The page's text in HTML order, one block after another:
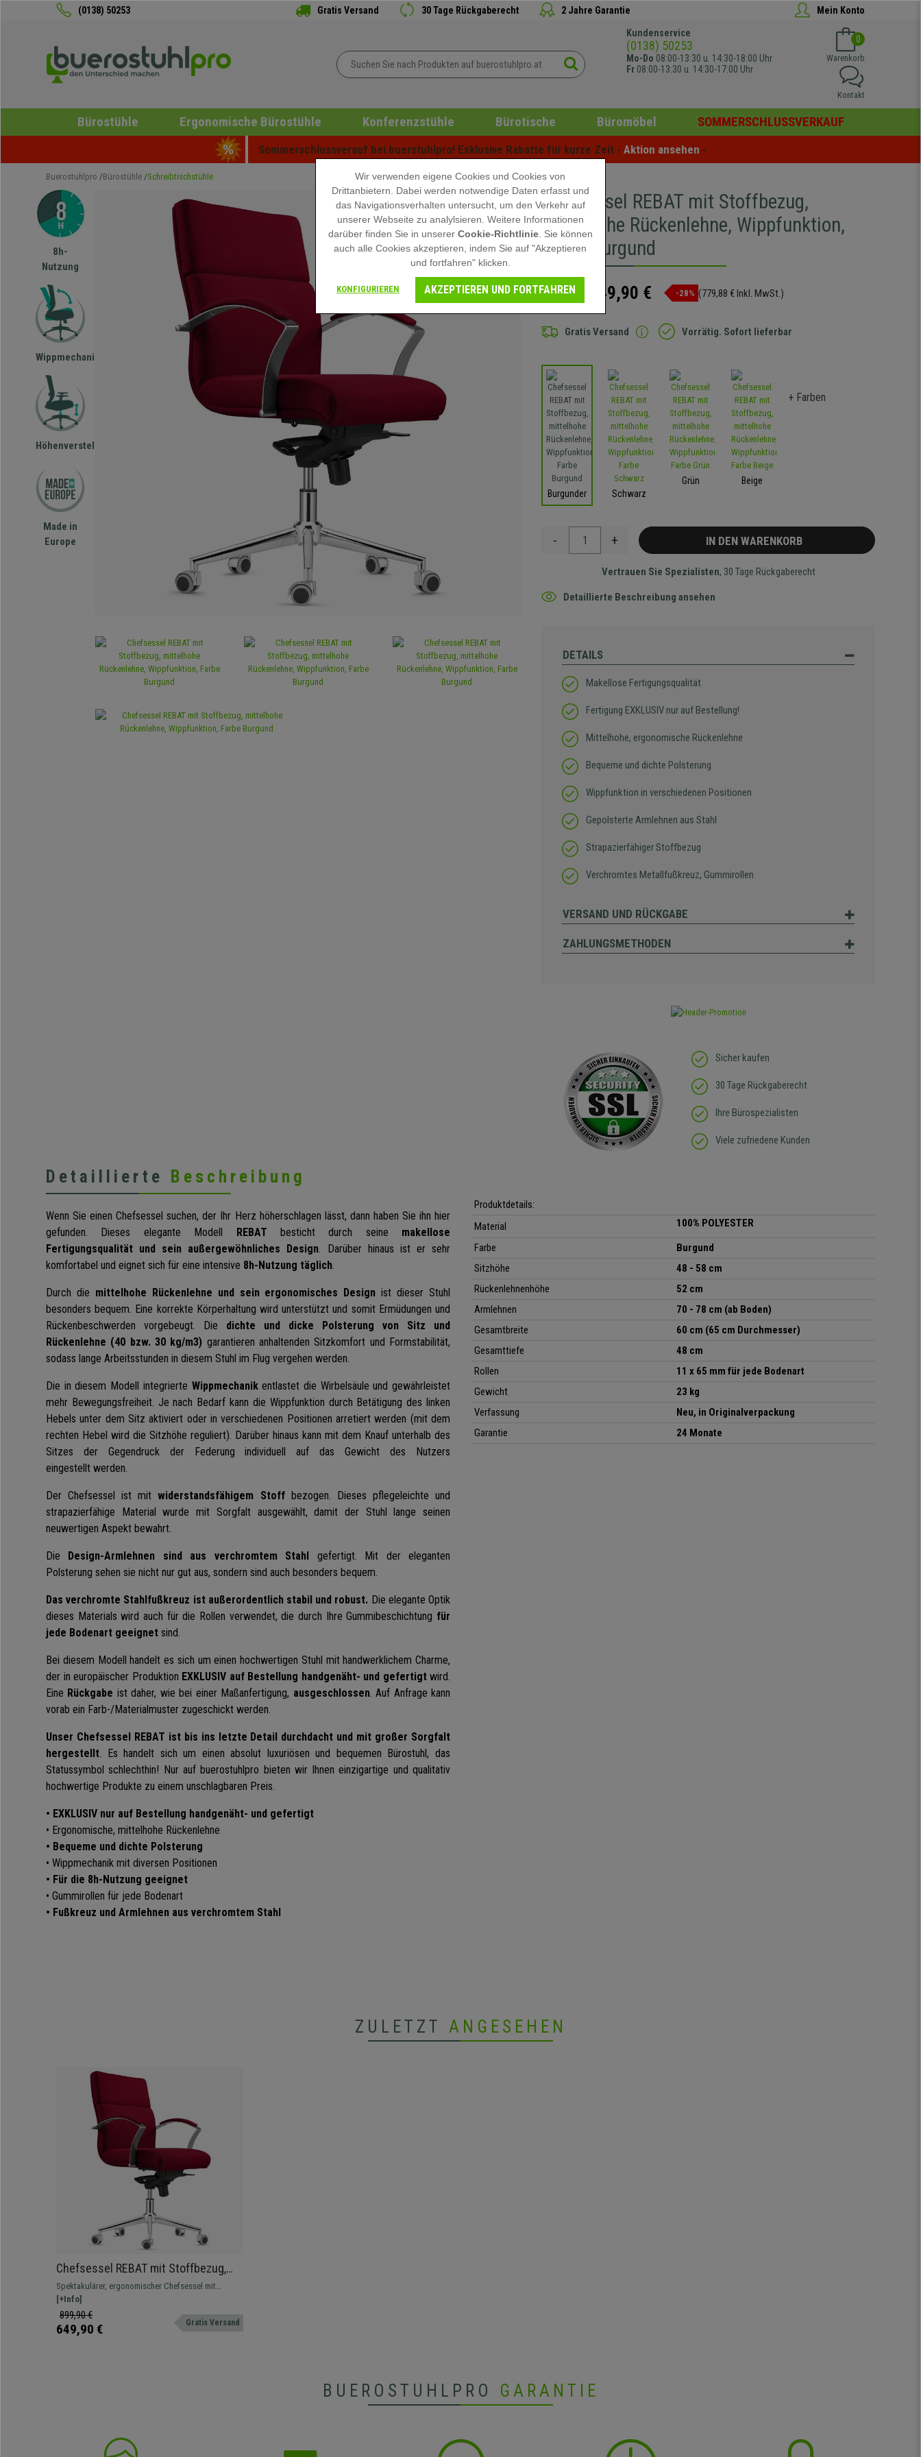
(0138) 50253 Gratis Versand 30 Tage Rückgaberecht 2 Jahre Garantie Mein Konto
Kundenservice
(0138) 50253
Mo-Do 08:00-13:30 u. 14:30-18:00 Uhr
Fr 08:00-13:30 u. 14:30-17:00 Uhr
0
Warenkorb
Kontakt
Bürostühle Ergonomische Bürostühle Konferenzstühle Bürotische Büromöbel SOMMERSCHLUSSVERKAUF
Sommerschlussverauf bei buerstuhlpro! Exklusive Rabatte für kurze Zeit - Aktion ansehen -
Buerostuhlpro Bürostühle Schreibtischstühle
8h-
Nutzung
Wippmechanismus
Höhenverstellbar
Made in
Europe
Chefsessel REBAT mit Stoffbezug,
mittelhohe Rückenlehne, Wippfunktion,
Farbe Burgund
899,90 € 649,90 € -28% (779,88 € Inkl. MwSt.)
Gratis Versand Vorrätig. Sofort lieferbar
Burgunder Schwarz
Grün Beige
+ Farben
- + IN DEN WARENKORB
Vertrauen Sie Spezialisten, 30 Tage Rückgaberecht
Detaillierte Beschreibung ansehen
DETAILS
Makellose Fertigungsqualität
Fertigung EXKLUSIV nur auf Bestellung!
Mittelhohe, ergonomische Rückenlehne
Bequeme und dichte Polsterung
Wippfunktion in verschiedenen Positionen
Gepolsterte Armlehnen aus Stahl
Strapazierfähiger Stoffbezug
Verchromtes Metallfußkreuz, Gummirollen
VERSAND UND RÜCKGABE
ZAHLUNGSMETHODEN
Sicher kaufen
30 Tage Rückgaberecht
Ihre Bürospezialisten
Viele zufriedene Kunden
Detaillierte Beschreibung
Wenn Sie einen Chefsessel suchen, der Ihr Herz höherschlagen lässt, dann haben Sie ihn hier
gefunden. Dieses elegante Modell REBAT besticht durch seine makellose
Fertigungsqualität und sein außergewöhnliches Design. Darüber hinaus ist er sehr
komfortabel und eignet sich für eine intensive 8h-Nutzung täglich.
Durch die mittelhohe Rückenlehne und sein ergonomisches Design ist dieser Stuhl
besonders bequem. Eine korrekte Körperhaltung wird unterstützt und somit Ermüdungen und
Rückenbeschwerden vorgebeugt. Die dichte und dicke Polsterung von Sitz und
Rückenlehne (40 bzw. 30 kg/m3) garantieren anhaltenden Sitzkomfort und Formstabilität,
sodass lange Arbeitsstunden in diesem Stuhl im Flug vergehen werden.
Die in diesem Modell integrierte Wippmechanikentlastet die Wirbelsäule und gewährleistet
mehr Bewegungsfreiheit. Je nach Bedarf kann die Wippfunktion durch Betätigung des linken
Hebels unter dem Sitz aktiviert oder in verschiedenen Positionen arretiert werden (mit dem
rechten Hebel wird die Sitzhöhe reguliert). Darüber hinaus kann mit dem Knauf unterhalb des
Sitzes der Gegendruck der Federung individuell auf das Gewicht des Nutzers
eingestellt werden.
Der Chefsessel ist mitwiderstandsfähigem Stoffbezogen. Dieses pflegeleichte und
strapazierfähige Material wurde mit Sorgfalt ausgewählt, damit der Stuhl lange seinen
neuwertigen Aspekt bewahrt.
Die Design-Armlehnen sind aus verchromtem Stahl gefertigt. Mit der eleganten
Polsterung sehen sie nicht nur gut aus, sondern sind auch besonders bequem.
Das verchromte Stahlfußkreuz ist außerordentlich stabil und robust. Die elegante Optik
dieses Materials wird auch für die Rollen verwendet, die durch Ihre Gummibeschichtung für
jede Bodenart geeignet sind.
Bei diesem Modell handelt es sich um einen hochwertigen Stuhl mit handwerklichem Charme,
der in europäischer Produktion EXKLUSIV auf Bestellung handgenäht- und gefertigtwird.
Eine Rückgabe ist daher, wie bei einer Maßanfertigung, ausgeschlossen. Auf Anfrage kann
vorab ein Farb-/Materialmuster zugeschickt werden.
Unser Chefsessel REBAT ist bis ins letzte Detail durchdacht und mit großer Sorgfalt
hergestellt. Es handelt sich um einen absolut luxuriösen und bequemen Bürostuhl, das
Statussymbol schlechthin! Nur auf buerostuhlpro bieten wir Ihnen einzigartige und qualitativ
hochwertige Produkte zu einem unschlagbaren Preis.
• EXKLUSIV nur auf Bestellung handgenäht- und gefertigt
• Ergonomische, mittelhohe Rückenlehne
• Bequeme und dichte Polsterung
• Wippmechanik mit diversen Positionen
• Für die 8h-Nutzung geeignet
• Gummirollen für jede Bodenart
• Fußkreuz und Armlehnen aus verchromtem Stahl
Produktdetails:
Material
100% POLYESTER
Farbe
Burgund
Sitzhöhe
48 - 58 cm
Rückenlehnenhöhe
52 cm
Armlehnen
70 - 78 cm (ab Boden)
Gesamtbreite
60 cm (65 cm Durchmesser)
Gesamttiefe
48 cm
Rollen
11 x 65 mm für jede Bodenart
Gewicht
23 kg
Verfassung
Neu, in Originalverpackung
Garantie
24 Monate
ZULETZT ANGESEHEN
Chefsessel REBAT mit Stoffbezug,
mittelhohe Rückenlehne,
Wippfunktion, Farbe Burgund
Spektakulärer, ergonomischer Chefsessel mit
Wippfunktion, makelloses Design und Verarbeitung.
[+Info]
899,90 €
649,90 € Gratis Versand
BUEROSTUHLPRO GARANTIE
Wir verwenden eigene Cookies und Cookies von
Drittanbietern. Dabei werden notwendige Daten erfasst und
das Navigationsverhalten untersucht, um den Verkehr auf
unserer Webseite zu analylsieren. Weitere Informationen
darüber finden Sie in unserer Cookie-Richtlinie. Sie können
auch alle Cookies akzeptieren, indem Sie auf "Akzeptieren
und fortfahren" klicken.
KONFIGURIEREN AKZEPTIEREN UND FORTFAHREN